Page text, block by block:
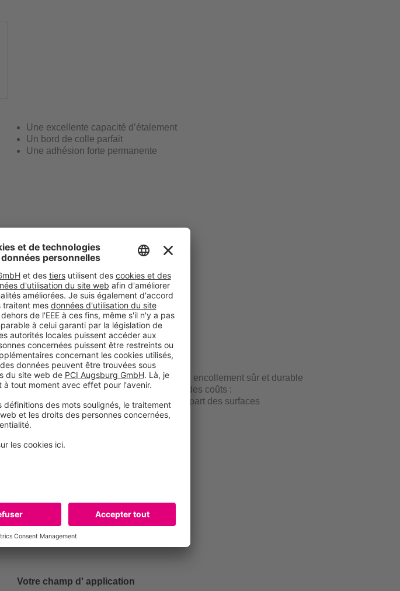
Une excellente capacité d’étalement
Un bord de colle parfait
Une adhésion forte permanente
Votre champ d' application
parquet multicouche
propriété hautement élastique
Votre avantage
propriété hautement élastique – pour un encollement sûr et durable
économisez du temps, de la matière et des coûts :
encollement direct possible sur la plupart des surfaces
résidus de colle faciles à enlever
Votre champ d' application